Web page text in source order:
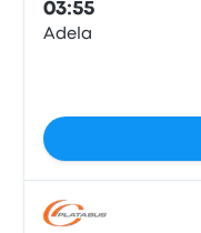
03:55
Adela